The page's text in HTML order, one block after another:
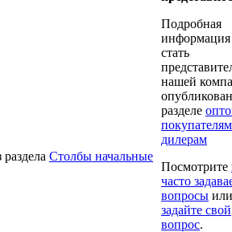
Столбы начальные
Подробная
информация
стать
нашей
разделе
дилерам
Посмотрите
часто
вопросы или
задайте свой
вопрос.